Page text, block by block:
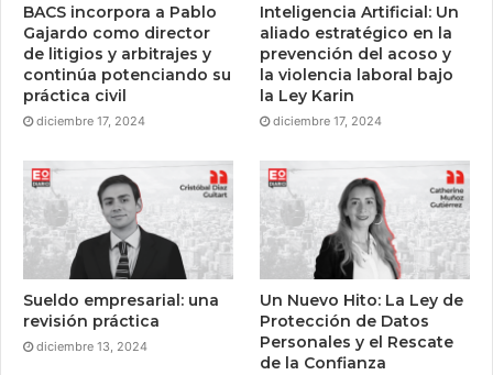
BACS incorpora a Pablo
Gajardo como director
de litigios y arbitrajes y
continúa potenciando su
práctica civil
diciembre 17, 2024
Inteligencia Artificial: Un
aliado estratégico en la
prevención del acoso y
la violencia laboral bajo
la Ley Karin
diciembre 17, 2024
Sueldo empresarial: una
revisión práctica
diciembre 13, 2024
Un Nuevo Hito: La Ley de
Protección de Datos
Personales y el Rescate
de la Confianza